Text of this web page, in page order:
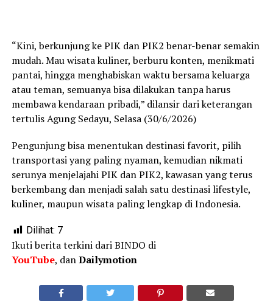
“Kini, berkunjung ke PIK dan PIK2 benar-benar semakin
mudah. Mau wisata kuliner, berburu konten, menikmati
pantai, hingga menghabiskan waktu bersama keluarga
atau teman, semuanya bisa dilakukan tanpa harus
membawa kendaraan pribadi,” dilansir dari keterangan
tertulis Agung Sedayu, Selasa (30/6/2026)
Pengunjung bisa menentukan destinasi favorit, pilih
transportasi yang paling nyaman, kemudian nikmati
serunya menjelajahi PIK dan PIK2, kawasan yang terus
berkembang dan menjadi salah satu destinasi lifestyle,
kuliner, maupun wisata paling lengkap di Indonesia.
Dilihat: 7
Ikuti berita terkini dari BINDO di
YouTube, danDailymotion